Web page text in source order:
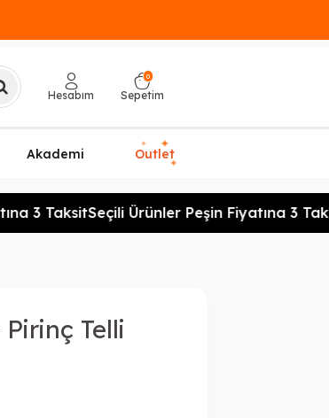
Hesabım
0
Sepetim
Akademi Outlet
✦ ✦
✦
3 TaksitSeçili Ürünler Peşin Fiyatına 3
Pirinç Telli